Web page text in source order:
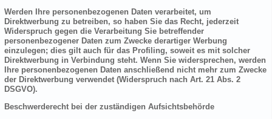
Werden Ihre personenbezogenen Daten verarbeitet, um
Direktwerbung zu betreiben, so haben Sie das Recht, jederzeit
Widerspruch gegen die Verarbeitung Sie betreffender
personenbezogener Daten zum Zwecke derartiger Werbung
einzulegen; dies gilt auch für das Profiling, soweit es mit solcher
Direktwerbung in Verbindung steht. Wenn Sie widersprechen, werden
Ihre personenbezogenen Daten anschließend nicht mehr zum Zwecke
der Direktwerbung verwendet (Widerspruch nach Art. 21 Abs. 2
DSGVO).
Beschwerderecht bei der zuständigen Aufsichtsbehörde